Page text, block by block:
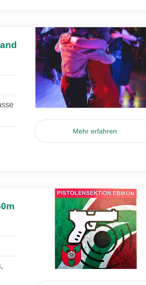
Mehr erfahren